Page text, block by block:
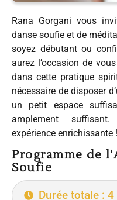
Rana Gorgani vous
danse soufie et de
soyez débutant ou
aurez l’occasion de
dans cette pratique
nécessaire de disposer
un petit espace
amplement
expérience enrichissante !
Programme de
Soufie
Durée totale :